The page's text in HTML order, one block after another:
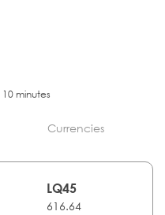
minutes
Currencies
LQ45
616.64